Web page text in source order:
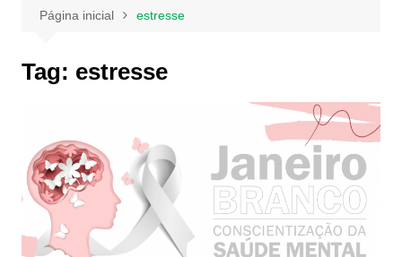
Página inicial estresse
Tag: estresse